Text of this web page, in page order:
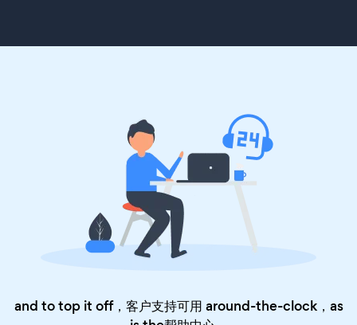
and to top it off，客户支持可用 around-the-clock，as